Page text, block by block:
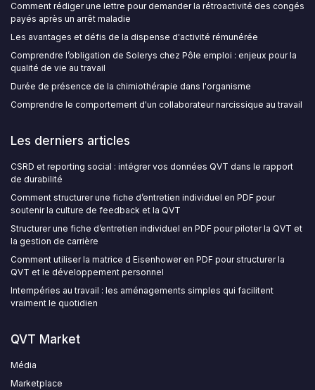
Comment rédiger une lettre pour demander la rétroactivité des congés
payés après un arrêt maladie
Les avantages et défis de la dispense d'activité rémunérée
Comprendre l’obligation de Solerys chez Pôle emploi : enjeux pour la
qualité de vie au travail
Durée de présence de la chimiothérapie dans l'organisme
Comprendre le comportement d'un collaborateur narcissique au travail
Les derniers articles
CSRD et reporting social : intégrer vos données QVT dans le rapport
de durabilité
Comment structurer une fiche d’entretien individuel en PDF pour
soutenir la culture de feedback et la QVT
Structurer une fiche d’entretien individuel en PDF pour piloter la QVT et
la gestion de carrière
Comment utiliser la matrice d Eisenhower en PDF pour structurer la
QVT et le développement personnel
Intempéries au travail : les aménagements simples qui facilitent
vraiment le quotidien
QVT Market
Média
Marketplace